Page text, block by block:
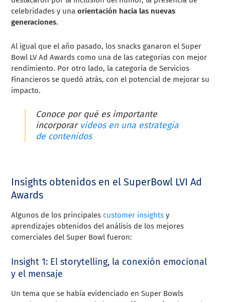
celebridades y unaorientación hacia las nuevas
generaciones.
Al igual que el año pasado, los snacks ganaron el Super
Bowl LV Ad Awards como una de las categorías con mejor
rendimiento. Por otro lado, la categoría de Servicios
Financieros se quedó atrás, con el potencial de mejorar su
impacto.
Conoce por qué es importante
incorporar videos en una estrategia
de contenidos
Insights obtenidos en el SuperBowl LVI Ad
Awards
Algunos de los principales customer insights y
aprendizajes obtenidos del análisis de los mejores
comerciales del Super Bowl fueron:
Insight 1: El storytelling, la conexión emocional
y el mensaje
Un tema que se había evidenciado en Super Bowls